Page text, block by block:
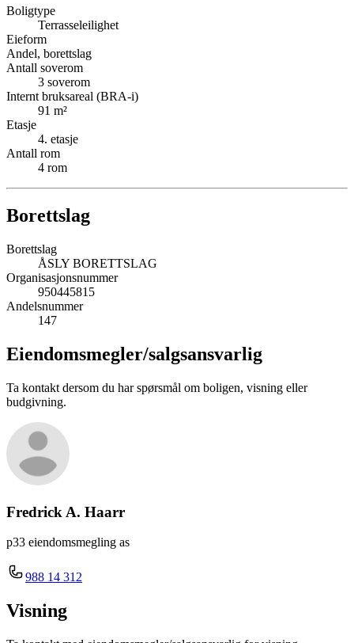
Boligtype
Terrasseleilighet
Eieform
Andel, borettslag
Antall soverom
3 soverom
Internt bruksareal (BRA-i)
91 m²
Etasje
4. etasje
Antall rom
4 rom
Borettslag
Borettslag
ÅSLY BORETTSLAG
Organisasjonsnummer
950445815
Andelsnummer
147
Eiendomsmegler/salgsansvarlig
Ta kontakt dersom du har spørsmål om boligen, visning eller
budgivning.
Fredrick A. Haarr
p33 eiendomsmegling as
988 14 312
Visning